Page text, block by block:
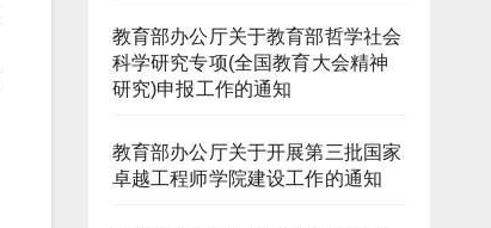
教育部办公厅关于教育部哲学社会
科学研究专项(全国教育大会精神
研究)申报工作的通知
教育部办公厅关于开展第三批国家
卓越工程师学院建设工作的通知